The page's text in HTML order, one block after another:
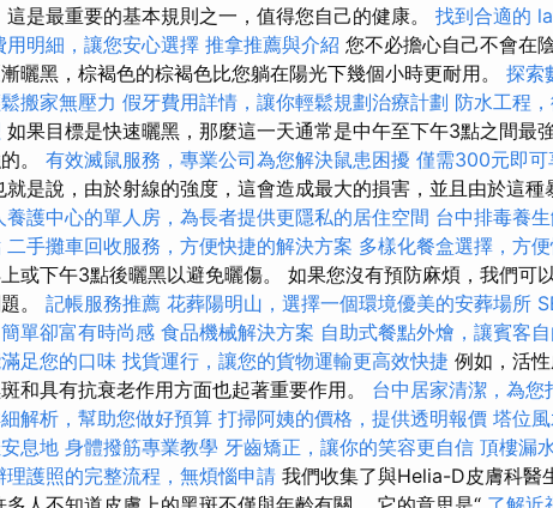
是最重要的基本規則之一，值得您自己的健康。 找到合適的
用明細，讓您安心選擇 推拿推薦與介紹 您不必擔心自己不會在
曬黑，棕褐色的棕褐色比您躺在陽光下幾個小時更耐用。 探索
搬家無壓力 假牙費用詳情，讓你輕鬆規劃治療計劃 防水工程
如果目標是快速曬黑，那麼這一天通常是中午至下午3點之間最
。 有效滅鼠服務，專業公司為您解決鼠患困擾 僅需300元即可
就是說，由於射線的強度，這會造成最大的損害，並且由於這種
養護中心的單人房，為長者提供更隱私的居住空間 台中排毒養
二手攤車回收服務，方便快捷的解決方案 多樣化餐盒選擇，方
或下午3點後曬黑以避免曬傷。 如果您沒有預防麻煩，我們可
。 記帳服務推薦 花葬陽明山，選擇一個環境優美的安葬場所
單卻富有時尚感 食品機械解決方案 自助式餐點外燴，讓賓客
足您的口味 找貨運行，讓您的貨物運輸更高效快捷 例如，活
和具有抗衰老作用方面也起著重要作用。 台中居家清潔，為您
解析，幫助您做好預算 打掃阿姨的價格，提供透明報價 塔位
息地 身體撥筋專業教學 牙齒矯正，讓你的笑容更自信 頂樓漏
理護照的完整流程，無煩惱申請 我們收集了與Helia-D皮膚科醫